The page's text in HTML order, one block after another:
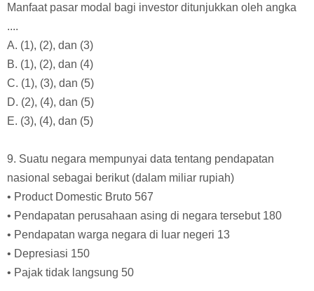
Manfaat pasar modal bagi investor ditunjukkan oleh angka
....
A. (1), (2), dan (3)
B. (1), (2), dan (4)
C. (1), (3), dan (5)
D. (2), (4), dan (5)
E. (3), (4), dan (5)
9. Suatu negara mempunyai data tentang pendapatan
nasional sebagai berikut (dalam miliar rupiah)
• Product Domestic Bruto 567
• Pendapatan perusahaan asing di negara tersebut 180
• Pendapatan warga negara di luar negeri 13
• Depresiasi 150
• Pajak tidak langsung 50